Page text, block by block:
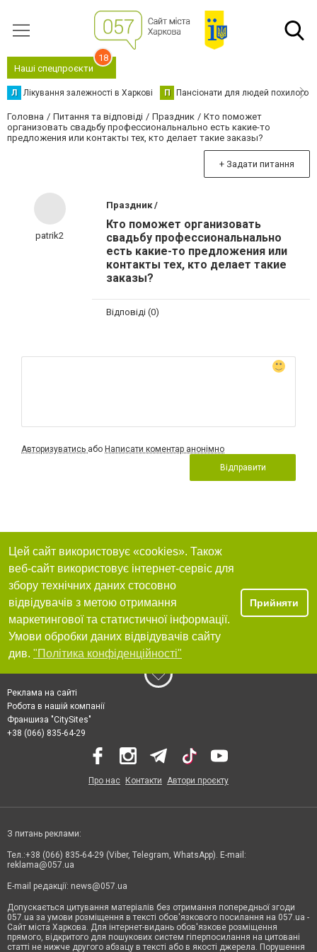
Наші спецпроєкти
18
Л Лікування залежності в Харкові П Пансіонати для людей похилого
Головна Питання та відповіді Праздник
Кто поможет
организовать свадьбу профессиональнально есть какие-то
предложения или контакты тех, кто делает такие заказы?
+ Задати питання
patrik2
Праздник /
Кто поможет организовать
свадьбу профессиональнально
есть какие-то предложения или
контакты тех, кто делает такие
заказы?
Відповіді (0)
Авторизуватись або Написати коментар анонімно
Відправити
Цей сайт використовує «cookies». Також
веб-сайт використовує інтернет-сервіс для
збору технічних даних стосовно
відвідувачів з метою отримання
маркетингової та статистичної інформації.
Умови обробки даних відвідувачів сайту
див. "Політика конфіденційності"
Прийняти
Реклама на сайті
Робота в нашій компанії
Франшиза "CitySites"
+38 (066) 835-64-29
Про нас Контакти Автори проєкту
З питань реклами:
Тел.:+38 (066) 835-64-29 (Viber, Telegram, WhatsApp). E-mail:
reklama@057.ua
E-mail редакції: news@057.ua
Допускається цитування матеріалів без отримання попередньої згоди
057.ua за умови розміщення в тексті обов'язкового посилання на 057.ua -
Сайт міста Харкова. Для інтернет-видань обов'язкове розміщення
прямого, відкритого для пошукових систем гіперпосилання на цитовані
статті не нижче другого абзацу в тексті або в якості джерела. Порушення